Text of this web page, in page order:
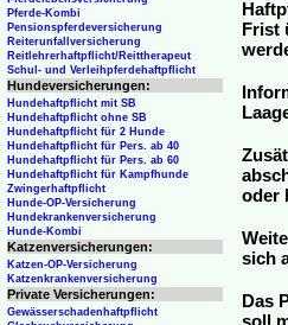
Frist
oder
sich
Das
Pferde-Kombi
Pensionspferdeversicherung
Reiterunfallversicherung
Reitlehrerhaftpflicht/Reittherapeut
Schul- und Verleihpferdehaftpflicht
Hundeversicherungen:
Hundehaftpflicht mit SB
Hundehaftpflicht ohne SB
Hundehaftpflicht für 2 Hunde
Hundehaftpflicht für Pers. ab 40
Hundehaftpflicht für Pers. ab 60
Hundehaftpflicht für Kampfhunde
Zwingerhaftpflicht
Hunde-OP-Versicherung
Hundekrankenversicherung
Hunde-Kombi
Katzenversicherungen:
Katzen-OP-Versicherung
Katzenkrankenversicherung
Private Versicherungen:
Gewässerschadenhaftpflicht